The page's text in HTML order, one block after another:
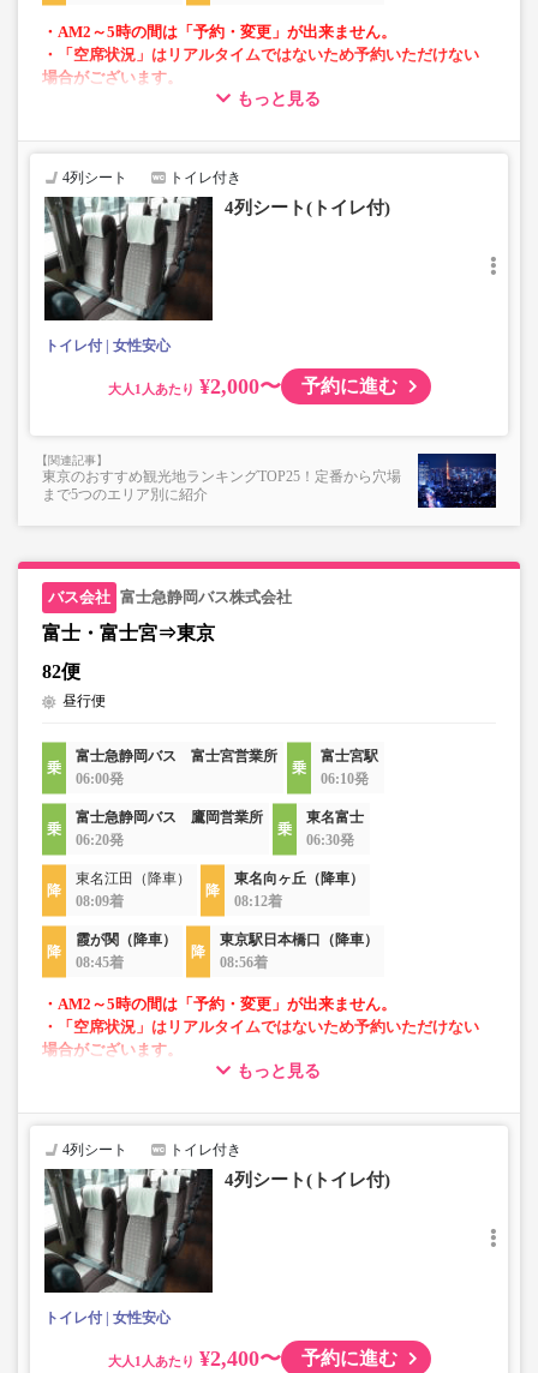
・AM2～5時の間は「予約・変更」が出来ません。
・「空席状況」はリアルタイムではないため予約いただけない
場合がございます。
す。
・車内は常時換気し、清掃・除菌を徹底。
もっと見る
4列シート トイレ付き
4列シート(トイレ付)
トイレ付 女性安心
大人 ¥2,000〜 予約に進む
東京のおすすめ観光地ランキングTOP25！定番から穴場
まで5つのエリア別に紹介
富士急静岡バス株式会社
富士・富士宮⇒東京
82便
昼行便
富士急静岡バス 富士宮営業所
06:00発
富士宮駅
06:10発
富士急静岡バス 鷹岡営業所
06:20発
東名富士
06:30発
東名江田（降車）
08:09着
東名向ヶ丘（降車）
08:12着
霞が関（降車）
08:45着
東京駅日本橋口（降車）
08:56着
・AM2～5時の間は「予約・変更」が出来ません。
・「空席状況」はリアルタイムではないため予約いただけない
場合がございます。
す。
・車内は常時換気し、清掃・除菌を徹底。
もっと見る
4列シート トイレ付き
4列シート(トイレ付)
トイレ付 女性安心
大人 ¥2,400〜 予約に進む